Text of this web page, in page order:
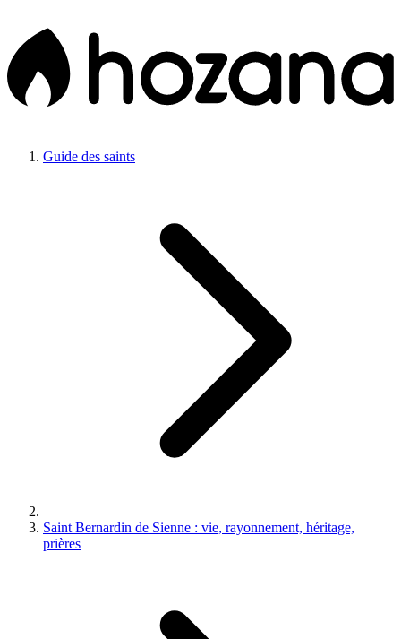
Guide des saints
Saint Bernardin de Sienne : vie, rayonnement, héritage,
prières